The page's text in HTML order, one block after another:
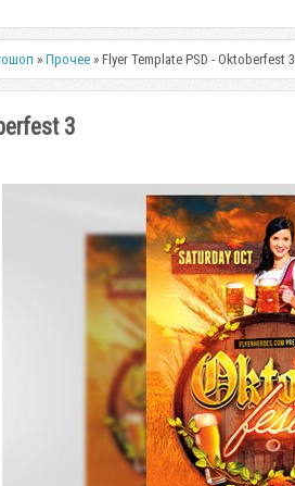
»Прочее » Flyer Template PSD - Oktoberfest 3
3